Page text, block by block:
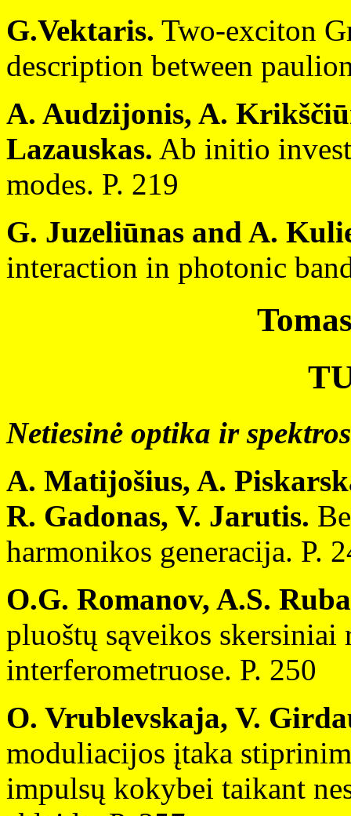
G.Vektaris. Two-exciton
description between
A. Audzijonis, A.
Lazauskas. Ab initio
modes. P. 219
G. Juzeliūnas and A.
interaction in photonic
Netiesinė optika ir
A. Matijošius, A.
R. Gadonas, V. Jarutis.
harmonikos generacija. P.
O.G. Romanov, A.S.
pluoštų sąveikos
interferometruose. P. 250
O. Vrublevskaja, V.
moduliacijos įtaka
impulsų kokybei taikant